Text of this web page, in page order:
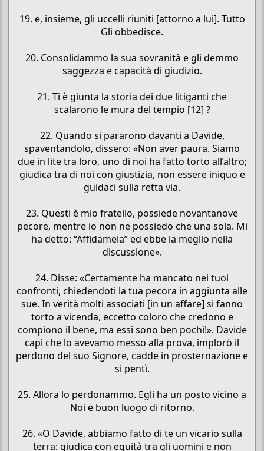
19. e, insieme, gli uccelli riuniti [attorno a lui]. Tutto
Gli obbedisce.
20. Consolidammo la sua sovranità e gli demmo
saggezza e capacità di giudizio.
21. Ti è giunta la storia dei due litiganti che
scalarono le mura del tempio [12] ?
22. Quando si pararono davanti a Davide,
spaventandolo, dissero: «Non aver paura. Siamo
due in lite tra loro, uno di noi ha fatto torto all’altro;
giudica tra di noi con giustizia, non essere iniquo e
guidaci sulla retta via.
23. Questi è mio fratello, possiede novantanove
pecore, mentre io non ne possiedo che una sola. Mi
ha detto: “Affidamela” ed ebbe la meglio nella
discussione».
24. Disse: «Certamente ha mancato nei tuoi
confronti, chiedendoti la tua pecora in aggiunta alle
sue. In verità molti associati [in un affare] si fanno
torto a vicenda, eccetto coloro che credono e
compiono il bene, ma essi sono ben pochi!». Davide
capì che lo avevamo messo alla prova, implorò il
perdono del suo Signore, cadde in prosternazione e
si pentì.
25. Allora lo perdonammo. Egli ha un posto vicino a
Noi e buon luogo di ritorno.
26. «O Davide, abbiamo fatto di te un vicario sulla
terra: giudica con equità tra gli uomini e non